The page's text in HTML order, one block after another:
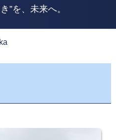
”を、未来へ。